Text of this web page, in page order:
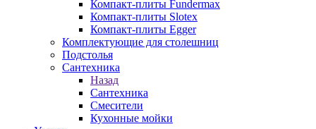
Компакт-плиты Fundermax
Компакт-плиты Slotex
Компакт-плиты Egger
Комплектующие для столешниц
Подстолья
Сантехника
Назад
Сантехника
Смесители
Кухонные мойки